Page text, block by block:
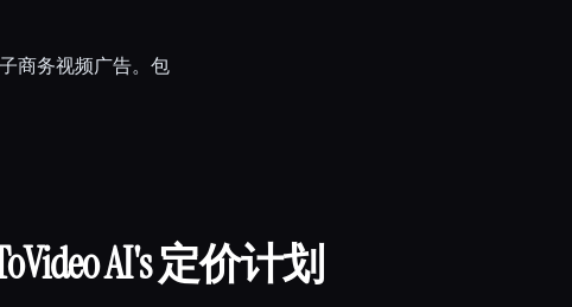
商务视频广告。包
AI's 定价计划